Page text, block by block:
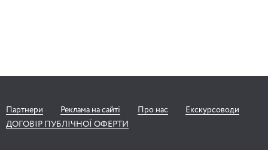
Партнери Реклама на сайті Про нас
Екскурсоводи
ДОГОВІР ПУБЛІЧНОЇ ОФЕРТИ